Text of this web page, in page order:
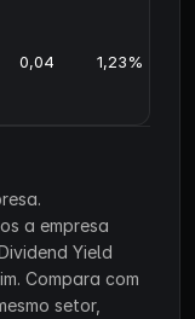
0,04 1,23%
a empresa
Yield
Compara com
setor,